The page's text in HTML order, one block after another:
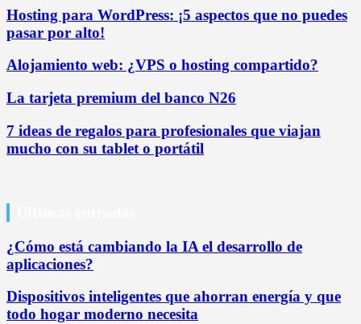
Hosting para WordPress: ¡5 aspectos que no puedes
pasar por alto!
Alojamiento web: ¿VPS o hosting compartido?
La tarjeta premium del banco N26
7 ideas de regalos para profesionales que viajan
mucho con su tablet o portátil
¿Cómo está cambiando la IA el desarrollo de
aplicaciones?
Dispositivos inteligentes que ahorran energía y que
todo hogar moderno necesita